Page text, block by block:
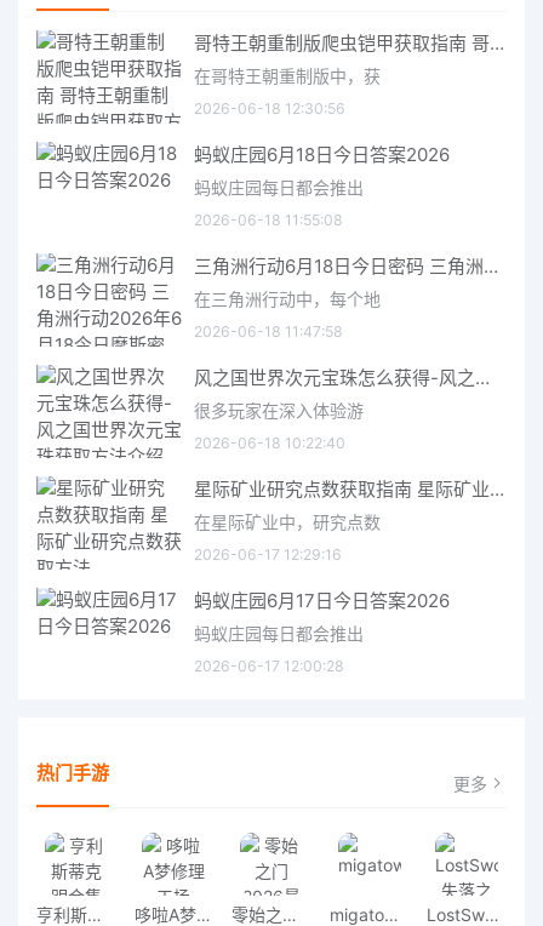
哥特王朝重制版爬虫铠甲获取指南 哥特王朝重制版爬虫铠甲获取方法
在哥特王朝重制版中，获
2026-06-18 12:30:56
蚂蚁庄园6月18日今日答案2026
蚂蚁庄园每日都会推出
2026-06-18 11:55:08
三角洲行动6月18日今日密码 三角洲行动2026年6月18今日摩斯密码分享
在三角洲行动中，每个地
2026-06-18 11:47:58
风之国世界次元宝珠怎么获得-风之国世界次元宝珠获取方法介绍
很多玩家在深入体验游
2026-06-18 10:22:40
星际矿业研究点数获取指南 星际矿业研究点数获取方法
在星际矿业中，研究点数
2026-06-17 12:29:16
蚂蚁庄园6月17日今日答案2026
蚂蚁庄园每日都会推出
2026-06-17 12:00:28
热门手游 更多
亨利斯蒂克明合集 哆啦A梦修理工场 零始之门2026最新版 migatowemyworld1.68 LostSword失落之剑